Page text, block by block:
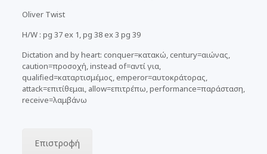
Oliver Twist
H/W : pg 37 ex 1, pg 38 ex 3 pg 39
Dictation and by heart: conquer=κατακώ, century=αιώνας,
caution=προσοχή, instead of=αντί για,
qualified=καταρτισμέμος, emperor=αυτοκράτορας,
attack=επιτίθεμαι, allow=επιτρέπω, performance=παράσταση,
receive=λαμβάνω
Επιστροφή